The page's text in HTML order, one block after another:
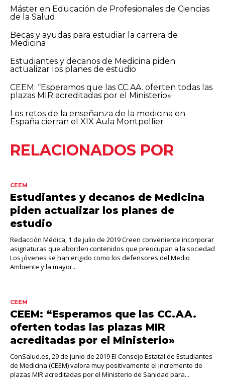
Máster en Educación de Profesionales de Ciencias
de la Salud
Becas y ayudas para estudiar la carrera de
Medicina
Estudiantes y decanos de Medicina piden
actualizar los planes de estudio
CEEM: “Esperamos que las CC.AA. oferten todas las
plazas MIR acreditadas por el Ministerio»
Los retos de la enseñanza de la medicina en
España cierran el XIX Aula Montpellier
RELACIONADOS POR
CEEM
Estudiantes y decanos de Medicina
piden actualizar los planes de
estudio
Redacción Médica, 1 de julio de 2019 Creen conveniente incorporar
asignaturas que aborden contenidos que preocupan a la sociedad
Los jóvenes se han erigido como los defensores del Medio
Ambiente y la mayor...
CEEM
CEEM: “Esperamos que las CC.AA.
oferten todas las plazas MIR
acreditadas por el Ministerio»
ConSalud.es, 29 de junio de 2019 El Consejo Estatal de Estudiantes
de Medicina (CEEM) valora muy positivamente el incremento de
plazas MIR acreditadas por el Ministerio de Sanidad para...